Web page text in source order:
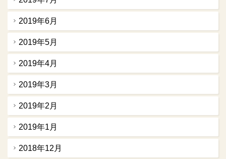
2019年6月
2019年5月
2019年4月
2019年3月
2019年2月
2019年1月
2018年12月